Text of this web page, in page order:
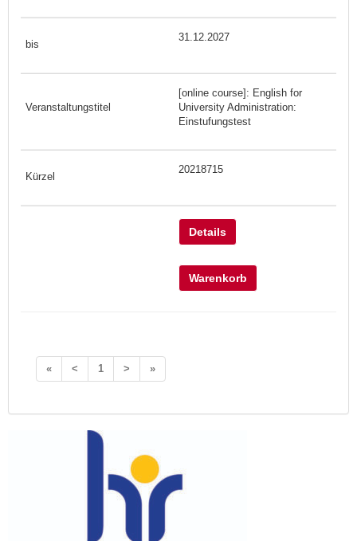
31.12.2027
[online course]: English for
University Administration:
Einstufungstest
20218715
Details
Warenkorb
« < 1 > »